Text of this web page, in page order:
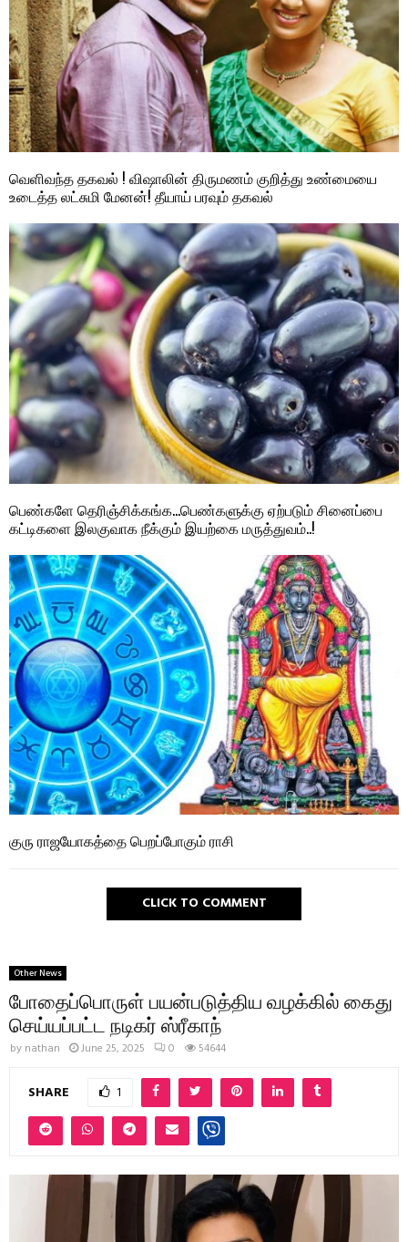
வெளிவந்த தகவல் ! விஷாலின் திருமணம் குறித்து உண்மையை
உடைத்த லட்சுமி மேனன்! தீயாய் பரவும் தகவல்
பெண்களே தெரிஞ்சிக்கங்க…பெண்களுக்கு ஏற்படும் சினைப்பை
கட்டிகளை இலகுவாக நீக்கும் இயற்கை மருத்துவம்..!
குரு ராஜயோகத்தை பெறப்போகும் ராசி
CLICK TO COMMENT
Other News
போதைப்பொருள் பயன்படுத்திய வழக்கில் கைது
செய்யப்பட்ட நடிகர் ஸ்ரீகாந்
by nathan June 25, 2025 0 54644
SHARE 1